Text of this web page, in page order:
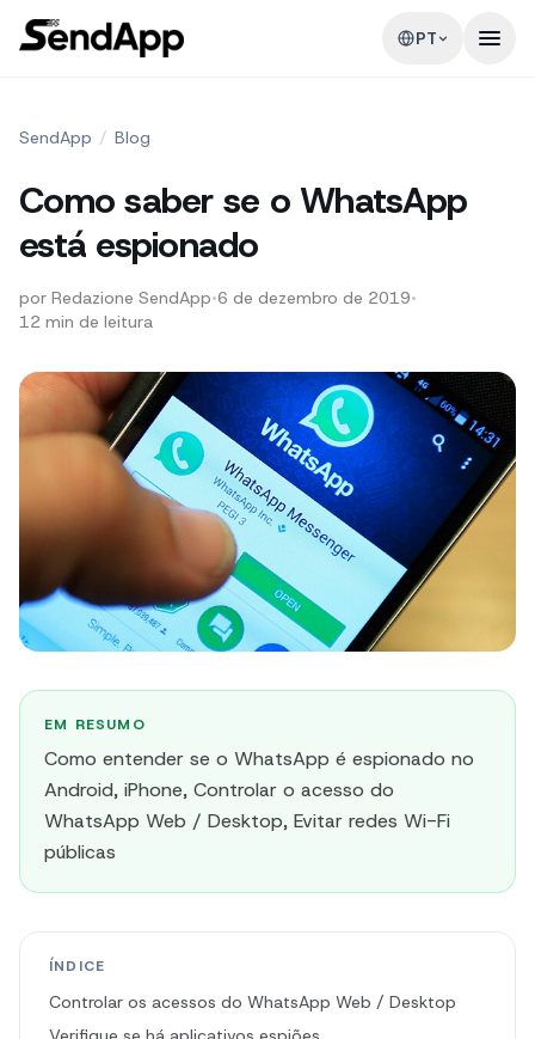
PT
SendApp / Blog
Como saber se o WhatsApp
está espionado
por Redazione SendApp•6 de dezembro de 2019•
12 min de leitura
EM RESUMO
Como entender se o WhatsApp é espionado no
Android, iPhone, Controlar o acesso do
WhatsApp Web / Desktop, Evitar redes Wi-Fi
públicas
ÍNDICE
Controlar os acessos do WhatsApp Web / Desktop